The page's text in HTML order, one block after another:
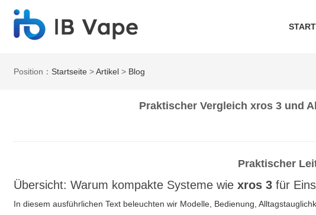
Position： Startseite >Artikel > Blog
Praktischer Vergleich xros 3 und
Praktischer
Übersicht: Warum kompakte Systeme wiexros 3 für
In diesem ausführlichen Text beleuchten wir Modelle, Bedienung,